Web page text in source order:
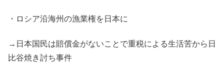
・ロシア沿海州の漁業権を日本に
→日本国民は賠償金がないことで重税による生活苦から日
比谷焼き討ち事件